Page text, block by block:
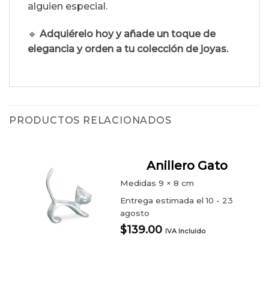
alguien especial.
🔹 Adquiérelo hoy y añade un toque de
elegancia y orden a tu colección de joyas.
PRODUCTOS RELACIONADOS
Anillero Gato
Medidas9 × 8 cm
Entrega estimada el 10 - 23
agosto
$139.00 IVA Incluido